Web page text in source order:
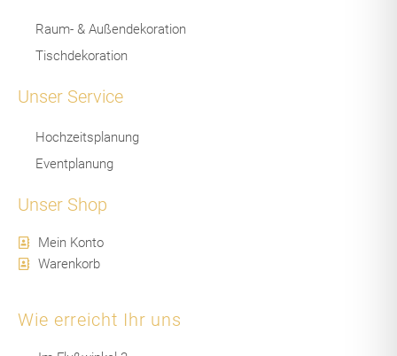
Raum- & Außendekoration
Tischdekoration
Unser Service
Hochzeitsplanung
Eventplanung
Unser Shop
Mein Konto
Warenkorb
Wie erreicht Ihr uns